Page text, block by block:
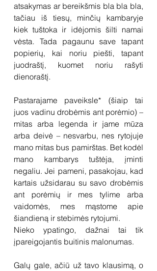
atsakymas ar bereikšmis bla bla bla,
tačiau iš tiesų, minčių kambaryje
kiek tuštoka ir idėjomis šilti namai
vėsta. Tada pagaunu save tapant
popierių, kai noriu piešti, tapant
juodraštį, kuomet noriu rašyti
dienoraštį.
Pastarajame paveiksle* (šiaip tai
juos vadinu drobėmis ant porėmio) –
mitas arba legenda ir jame mūza
arba deivė – nesvarbu, nes rytojuje
mano mitas bus pamirštas. Bet kodėl
mano kambarys tuštėja, įminti
negaliu. Jei pameni, pasakojau, kad
kartais užsidarau su savo drobėmis
ant porėmių ir mes tylime arba
vaidomės, mes mąstome apie
šiandieną ir stebimės rytojumi.
Nieko ypatingo, dažnai tai tik
įpareigojantis buitinis malonumas.
Galų gale, ačiū už tavo klausimą, o